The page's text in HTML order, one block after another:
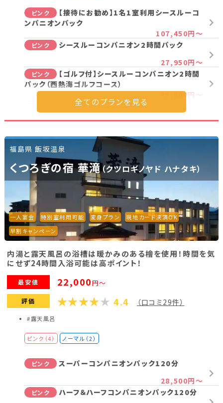
中部
新潟県(13) 山梨県(19)
長野県(14)
石川県(7)
福井県(3)
関西
大阪府(2) 兵庫県(2)
四国
香川県(1) 愛媛県(1)
九州・沖縄
福岡県(2) 熊本県(2)
ピンク
【接待にお勧め】1名1室利用シースルーコ
ンパニオンパック
107,450円～
ピンク
シースルーコンパニオン2時間パック
27,950円～
ピンク
【ゴルフ付】シースルーコンパニオン2時間
パック（西熱海ゴルフコース）
35,800円～
シースルーコンパニオン3時間パック
35,450円～
ピンク
シースルーコンパニオン4時間パック
ピンク
シースルー・コスプレ4時間パック
51,450円～
ピンク
シースルーコンパニオン5時間パック
44,450円～
ピンク
【一人宴会！】シースルーコンパニオン4時間
パック
107,450円～
ピンク
【一人宴会！】シースルーコンパニオン5時間
パック
ピンク
【平日限定】シースルーコンパニオン3時間
パック（日帰り昼宴会）
38,000円～
ピンク
パック（日帰りカラオケBOX宴会）
ピンク
【平日限定】シースルーコンパニオン4時間
パック（日帰りカラオケBOX宴会）
福島県 飯坂温泉
くつろぎの宿 華滝（クツロギノヤド ハナタキ）
一人宴会 特別室利用可能 変身プラン
現地カード決済OK
早割キャンペーン
内湯と露天風呂の浴槽は暖かみのある檜を使用！時間を気
にせず24時間入浴可能は高ポイント！
最安値 22,000円～
評価 4.4 （口コミ29件）
#露天風呂
ピンク（4） ノーマル（2）
ピンク
スーパーコンパニオンパック120分
28,500円～
ピンク
ハーフ＆ハーフコンパニオンパック120分